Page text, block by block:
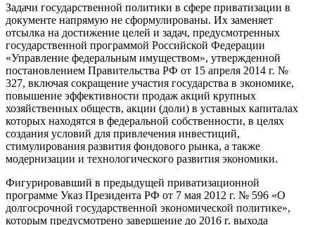
Задачи государственной политики в сфере приватизации в
документе напрямую не сформулированы. Их заменяет
отсылка на достижение целей и задач, предусмотренных
государственной программой Российской Федерации
«Управление федеральным имуществом», утвержденной
постановлением Правительства РФ от 15 апреля 2014 г. №
327, включая сокращение участия государства в экономике,
повышение эффективности продаж акций крупных
хозяйственных обществ, акции (доли) в уставных капиталах
которых находятся в федеральной собственности, в целях
создания условий для привлечения инвестиций,
стимулирования развития фондового рынка, а также
модернизации и технологического развития экономики.
Фигурировавший в предыдущей приватизационной
программе Указ Президента РФ от 7 мая 2012 г. № 596 «О
долгосрочной государственной экономической политике»,
которым предусмотрено завершение до 2016 г. выхода